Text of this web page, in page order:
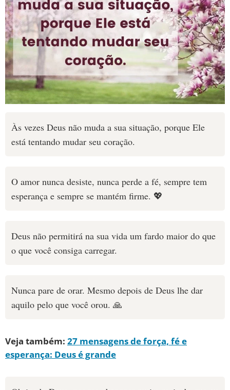
Às vezes Deus não muda a sua situação, porque Ele
está tentando mudar seu coração.
O amor nunca desiste, nunca perde a fé, sempre tem
esperança e sempre se mantém firme. 💖
Deus não permitirá na sua vida um fardo maior do que
o que você consiga carregar.
Nunca pare de orar. Mesmo depois de Deus lhe dar
aquilo pelo que você orou. 🙏
Veja também: 27 mensagens de força, fé e
esperança: Deus é grande